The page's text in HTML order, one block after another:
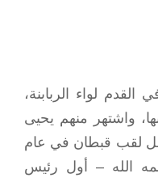
لواء الربابنة،
واشتهر منهم يحيى
لقب قبطان في عام
الله – أول رئيس